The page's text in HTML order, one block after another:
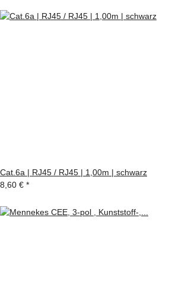
Cat.6a | RJ45 / RJ45 | 1,00m | schwarz
8,60 € *